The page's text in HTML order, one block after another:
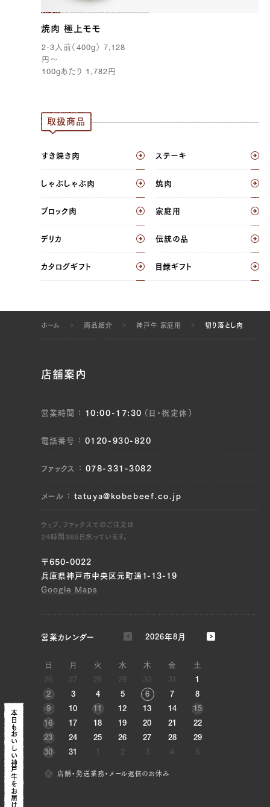
焼肉 極上モモ
2-3人前（ 400g ）
7,128
円 〜
100g あたり 1,782 円
取扱商品
すき焼き肉 ステーキ
しゃぶしゃぶ肉 焼肉
ブロック肉 家庭用
デリカ 伝統の品
カタログギフト 目録ギフト
ホーム 商品紹介 神戸牛 家庭用 切り落とし肉
店舗案内
営業時間 10:00-17:30（日・祝定休）
電話番号 0120-930-820
ファックス 078-331-3082
メール tatuya@kobebeef.co.jp
ウェブ、ファックスでのご注文は
24時間365日承っています。
〒650-0022
兵庫県神戸市中央区元町通1-13-19
Google Maps
営業カレンダー 2026年8月
日 月 火 水 木 金
土
26
27 28 29 30 31
1
2
3 4 5 6 7
8
9
10 11 12 13 14
15
16
17 18 19 20 21
22
23
24 25 26 27 28
29
30
31 1 2 3 4 5
店舗・発送業務・メール返信のお休み
本日も
おいしい神戸牛を